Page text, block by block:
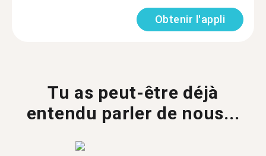
Obtenir l'appli
Tu as peut-être déjà
entendu parler de nous...